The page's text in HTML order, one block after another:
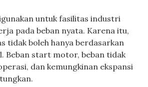
untuk fasilitas industri
pada beban nyata. Karena itu,
tidak boleh hanya berdasarkan
Beban start motor, beban tidak
dan kemungkinan ekspansi